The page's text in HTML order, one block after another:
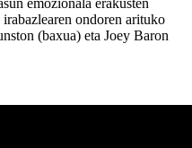
ondoren arituko
(baxua) eta Joey Baron